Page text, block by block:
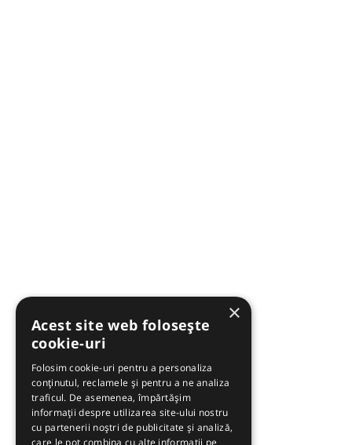
×
Acest site web folosește
cookie-uri
Folosim cookie-uri pentru a personaliza
conținutul, reclamele și pentru a ne analiza
traficul. De asemenea, împărtășim
informații despre utilizarea site-ului nostru
cu partenerii noștri de publicitate și analiză,
care le pot combina cu alte informații pe